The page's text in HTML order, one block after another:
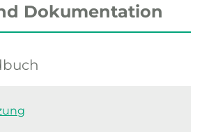
Dokumentation